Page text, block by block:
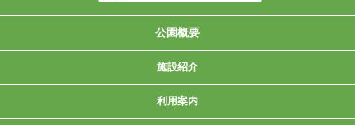
公園概要
施設紹介
▶施設紹介
▶こんちゅう館
▶管理センター
▶山城展望台
▶モノレール
▶デイキャンプ場
▶グラウンドゴルフ場
▶芝生広場
▶中央広場
▶休憩所
▶メルヘンの森
▶ジャブジャブ川
▶ワンパク橋
▶もみじ谷
▶林業体験広場
▶ドッグガーデン
利用案内